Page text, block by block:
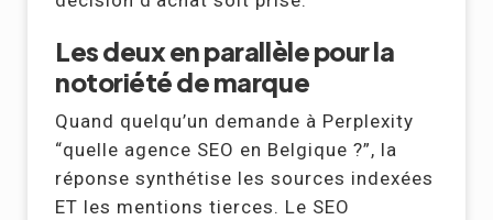
Les deux en parallèle pour la
notoriété de marque
Quand quelqu’un demande à Perplexity
“quelle agence SEO en Belgique ?”, la
réponse synthétise les sources indexées
ET les mentions tierces. Le SEO